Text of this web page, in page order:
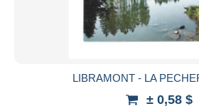
LIBRAMONT - LA
± 0,58 $